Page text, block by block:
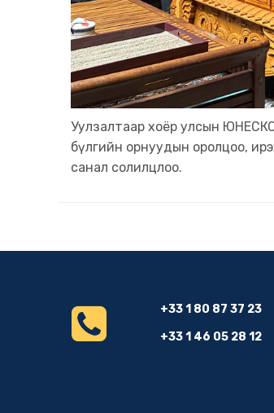
Уулзалтаар хоёр улсын
бүлгийн орнуудын оролцоо,
санал солилцлоо.
+33 1 80 87 37 23
+33 1 46 05 28 12